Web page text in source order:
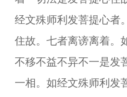
经文殊师利发菩提心者
住故。七者离谤离着。
不移不益不异不一是发
一相。如经文殊师利发